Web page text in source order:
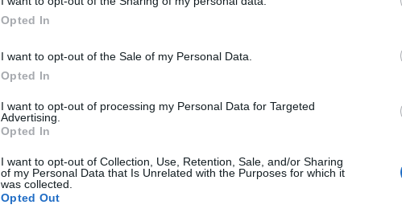
Opted In
I want to opt-out of the Sale of my Personal Data.
Opted In
I want to opt-out of processing my Personal Data for Targeted
Advertising.
Opted In
I want to opt-out of Collection, Use, Retention, Sale, and/or Sharing
of my Personal Data that Is Unrelated with the Purposes for which it
was collected.
Opted Out